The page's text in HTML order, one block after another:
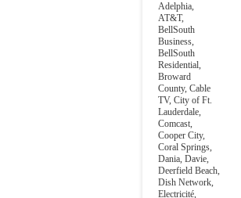
Adelphia,
AT&T,
BellSouth
Business,
BellSouth
Residential,
Broward
County, Cable
TV, City of Ft.
Lauderdale,
Comcast,
Cooper City,
Coral Springs,
Dania, Davie,
Deerfield Beach,
Dish Network,
Electricité,